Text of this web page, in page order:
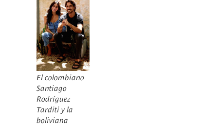
El colombiano
Santiago
Rodríguez
Tarditi y la
boliviana